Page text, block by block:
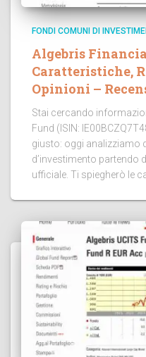
FONDI COMUNI DI
Algebris
Caratteristiche,
Opinioni –
Stai cercando
Fund (ISIN:
giusto: oggi analizziamo
d’investimento partendo
ufficiale. Ti spiegherò le